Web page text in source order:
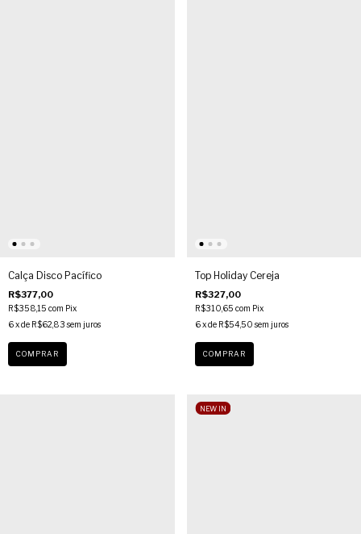
Calça Disco Pacífico
R$377,00
R$358,15 com Pix
6x de R$62,83 sem juros
COMPRAR
Top Holiday Cereja
R$327,00
R$310,65 com Pix
6 x de R$54,50 sem juros
COMPRAR
NEW IN